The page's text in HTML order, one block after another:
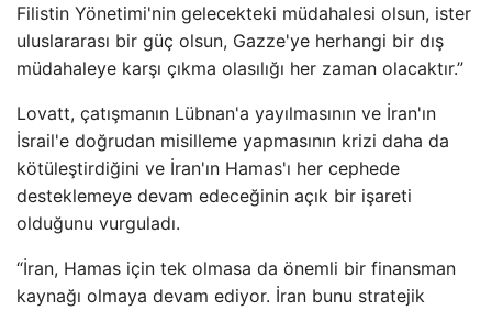
Filistin Yönetimi'nin gelecekteki müdahalesi olsun, ister
uluslararası bir güç olsun, Gazze'ye herhangi bir dış
müdahaleye karşı çıkma olasılığı her zaman olacaktır.”
Lovatt, çatışmanın Lübnan'a yayılmasının ve İran'ın
İsrail'e doğrudan misilleme yapmasının krizi daha da
kötüleştirdiğini ve İran'ın Hamas'ı her cephede
desteklemeye devam edeceğinin açık bir işareti
olduğunu vurguladı.
“İran, Hamas için tek olmasa da önemli bir finansman
kaynağı olmaya devam ediyor. İran bunu stratejik